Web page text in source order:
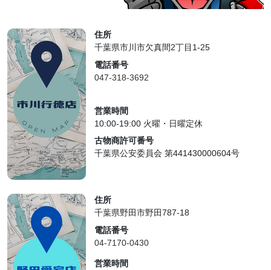
住所
千葉県市川市欠真間2丁目1-25
電話番号
047-318-3692
営業時間
10:00-19:00 火曜・日曜定休
古物商許可番号
千葉県公安委員会 第441430000604号
住所
千葉県野田市野田787-18
電話番号
04-7170-0430
営業時間